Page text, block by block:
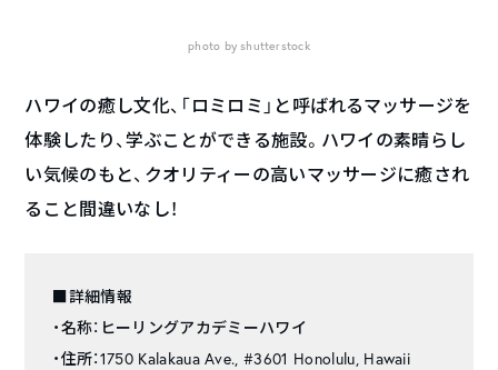
photo by shutterstock
ハワイの癒し文化、「ロミロミ」と呼ばれるマッサージを
体験したり、学ぶことができる施設。ハワイの素晴らし
い気候のもと、クオリティーの高いマッサージに癒され
ること間違いなし！
■詳細情報
・名称：ヒーリングアカデミーハワイ
・住所：1750 Kalakaua Ave., #3601 Honolulu, Hawaii